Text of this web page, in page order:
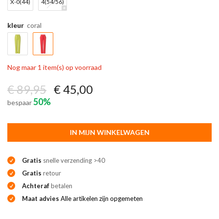
X-0(44) 4(54/56)
kleur coral
Nog maar 1 item(s) op voorraad
€ 89,95 € 45,00
bespaar50%
IN MIJN WINKELWAGEN
Gratis snelle verzending >40
Gratis retour
Achterafbetalen
Maat advies Alle artikelen zijn opgemeten